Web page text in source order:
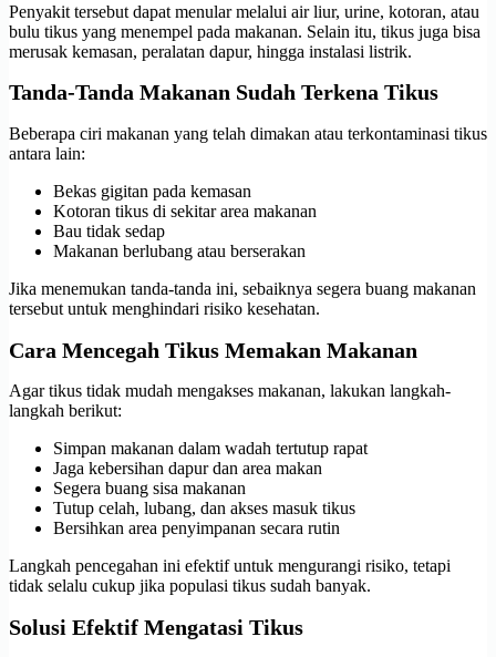
Penyakit tersebut dapat menular melalui air liur, urine, kotoran, atau
bulu tikus yang menempel pada makanan. Selain itu, tikus juga bisa
merusak kemasan, peralatan dapur, hingga instalasi listrik.
Tanda-Tanda Makanan Sudah Terkena Tikus
Beberapa ciri makanan yang telah dimakan atau terkontaminasi tikus
antara lain:
Bekas gigitan pada kemasan
Kotoran tikus di sekitar area makanan
Bau tidak sedap
Makanan berlubang atau berserakan
Jika menemukan tanda-tanda ini, sebaiknya segera buang makanan
tersebut untuk menghindari risiko kesehatan.
Cara Mencegah Tikus Memakan Makanan
Agar tikus tidak mudah mengakses makanan, lakukan langkah-
langkah berikut:
Simpan makanan dalam wadah tertutup rapat
Jaga kebersihan dapur dan area makan
Segera buang sisa makanan
Tutup celah, lubang, dan akses masuk tikus
Bersihkan area penyimpanan secara rutin
Langkah pencegahan ini efektif untuk mengurangi risiko, tetapi
tidak selalu cukup jika populasi tikus sudah banyak.
Solusi Efektif Mengatasi Tikus